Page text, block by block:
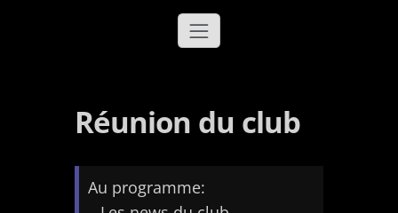
Réunion du club
Au programme: